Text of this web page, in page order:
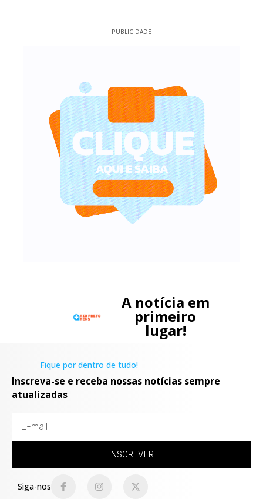
PUBLICIDADE
A notícia em
primeiro
lugar!
Fique por dentro de tudo!
Inscreva-se e receba nossas notícias sempre
atualizadas
INSCREVER
Siga-nos